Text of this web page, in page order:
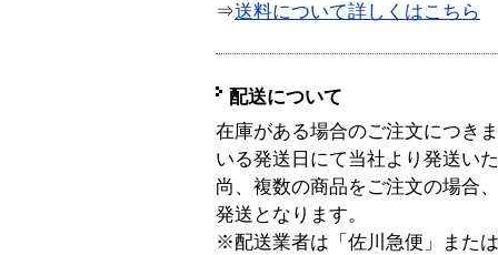
⇒送料について詳しくはこちら
配送について
在庫がある場合のご注文につき
いる発送日にて当社より発送い
尚、複数の商品をご注文の場合
発送となります。
※配送業者は「佐川急便」また